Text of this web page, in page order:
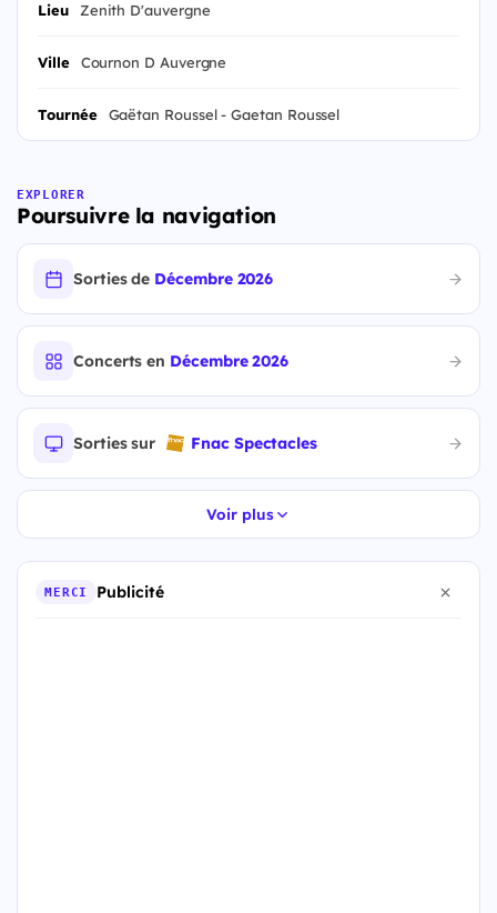
Lieu Zenith D'auvergne
Ville Cournon D Auvergne
Tournée Gaëtan Roussel - Gaetan Roussel
EXPLORER
Poursuivre la navigation
Sorties de Décembre 2026
Concerts en Décembre 2026
Sorties sur Fnac Spectacles
Voir plus
MERCI Publicité